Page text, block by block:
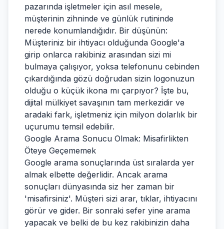
pazarında işletmeler için asıl mesele,
müşterinin zihninde ve günlük rutininde
nerede konumlandığıdır. Bir düşünün:
Müşteriniz bir ihtiyacı olduğunda Google'a
girip onlarca rakibiniz arasından sizi mi
bulmaya çalışıyor, yoksa telefonunu cebinden
çıkardığında gözü doğrudan sizin logonuzun
olduğu o küçük ikona mı çarpıyor? İşte bu,
dijital mülkiyet savaşının tam merkezidir ve
aradaki fark, işletmeniz için milyon dolarlık bir
uçurumu temsil edebilir.
Google Arama Sonucu Olmak: Misafirlikten
Öteye Geçememek
Google arama sonuçlarında üst sıralarda yer
almak elbette değerlidir. Ancak arama
sonuçları dünyasında siz her zaman bir
'misafirsiniz'. Müşteri sizi arar, tıklar, ihtiyacını
görür ve gider. Bir sonraki sefer yine arama
yapacak ve belki de bu kez rakibinizin daha